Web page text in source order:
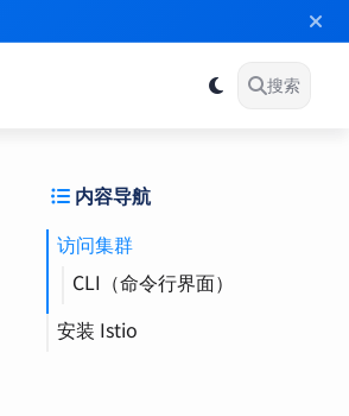
搜索
内容导航
访问集群
CLI（命令行界面）
安装 Istio